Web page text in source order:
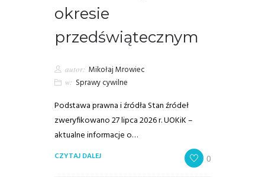
okresie
przedświątecznym
autor: Mikołaj Mrowiec
w: Sprawy cywilne
Podstawa prawna i źródła Stan źródeł
zweryfikowano 27 lipca 2026 r. UOKiK –
aktualne informacje o…
CZYTAJ DALEJ 0